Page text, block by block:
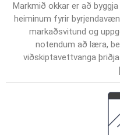
Markmið okkar er að
heiminum fyrir
markaðsvitund og
notendum að læra,
viðskiptavettvanga